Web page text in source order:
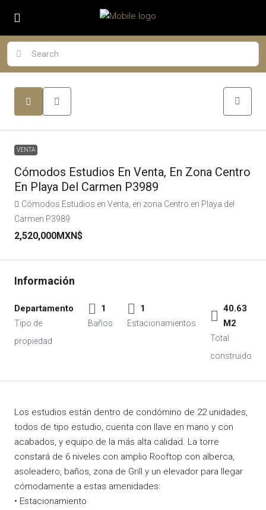
VENTA
Cómodos Estudios En Venta, En Zona Centro
En Playa Del Carmen P3989
Cómodos Estudios en Venta, en zona Centro en Playa del
Carmen P3989
2,520,000MXN$
Departamento 1 1
40.63
M2
Los estudios están dentro de condómino de 22 unidades,
todos de tipo estudio, cuenta con llave en mano y con
acabados, y equipo de la más alta calidad. La torre
constará de 6 niveles con amplio Rooftop con alberca,
asoleadero, baños, zona de Grill y un elevador para llegar
cómodamente a estas amenidades:
• Estacionamiento